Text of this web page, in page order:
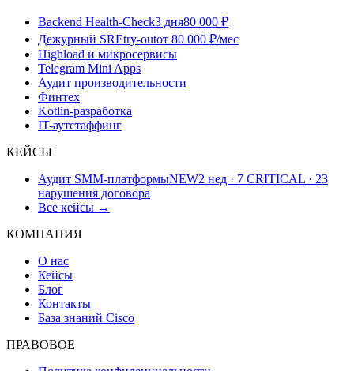
Backend Health-Check3 дня80 000 ₽
Дежурный SREtry-outот 80 000 ₽/мес
Highload и микросервисы
Telegram Mini Apps
Аудит производительности
Финтех
Kotlin-разработка
IT-аутстаффинг
КЕЙСЫ
Аудит SMM-платформыNEW2 нед · 7 CRITICAL · 23
нарушения договора
Все кейсы →
КОМПАНИЯ
О нас
Кейсы
Блог
Контакты
База знаний Cisco
ПРАВОВОЕ